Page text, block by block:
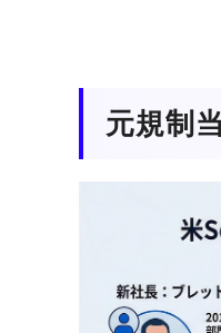
元規制